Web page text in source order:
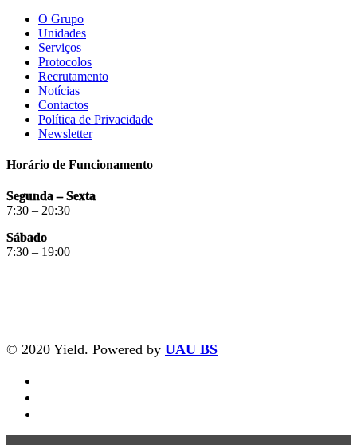
O Grupo
Unidades
Serviços
Protocolos
Recrutamento
Notícias
Contactos
Política de Privacidade
Newsletter
Horário de Funcionamento
Segunda – Sexta
7:30 – 20:30
Sábado
7:30 – 19:00
© 2020 Yield. Powered by UAU BS